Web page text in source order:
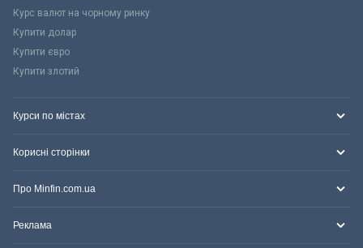
Курс валют на чорному ринку
Купити долар
Купити євро
Купити злотий
Курси по містах
Корисні сторінки
Про Minfin.com.ua
Реклама